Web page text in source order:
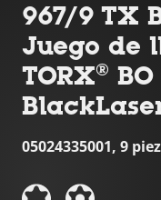
967/9 TX
Juego de
TORX®
05024335001, 9